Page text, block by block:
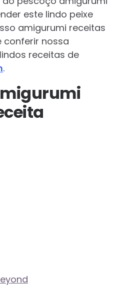
este lindo peixe
amigurumi receitas
conferir nossa
receitas de
.